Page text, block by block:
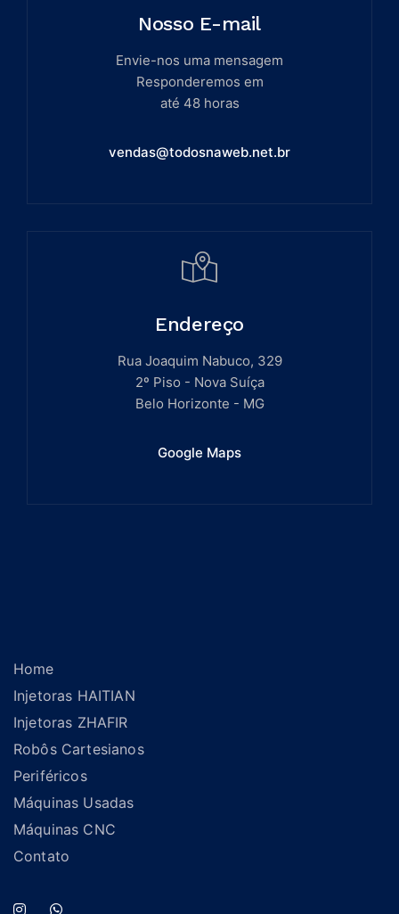
Nosso E-mail
Envie-nos uma mensagem
Responderemos em
até 48 horas
vendas@todosnaweb.net.br
Endereço
Rua Joaquim Nabuco, 329
2º Piso - Nova Suíça
Belo Horizonte - MG
Google Maps
Home
Injetoras HAITIAN
Injetoras ZHAFIR
Robôs Cartesianos
Periféricos
Máquinas Usadas
Máquinas CNC
Contato